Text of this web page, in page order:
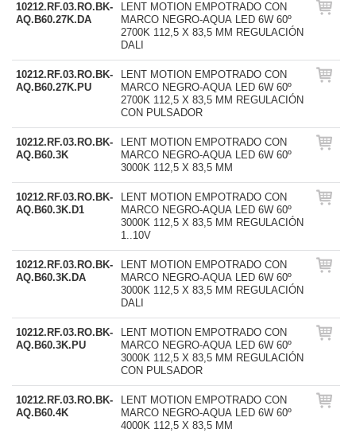
10212.RF.03.RO.BK-
AQ.B60.27K.DA
LENT MOTION EMPOTRADO CON
MARCO NEGRO-AQUA LED 6W 60º
2700K 112,5 X 83,5 MM REGULACIÓN
DALI
10212.RF.03.RO.BK-
AQ.B60.27K.PU
LENT MOTION EMPOTRADO CON
MARCO NEGRO-AQUA LED 6W 60º
2700K 112,5 X 83,5 MM REGULACIÓN
CON PULSADOR
10212.RF.03.RO.BK-
AQ.B60.3K
LENT MOTION EMPOTRADO CON
MARCO NEGRO-AQUA LED 6W 60º
3000K 112,5 X 83,5 MM
10212.RF.03.RO.BK-
AQ.B60.3K.D1
LENT MOTION EMPOTRADO CON
MARCO NEGRO-AQUA LED 6W 60º
3000K 112,5 X 83,5 MM REGULACIÓN
1..10V
10212.RF.03.RO.BK-
AQ.B60.3K.DA
LENT MOTION EMPOTRADO CON
MARCO NEGRO-AQUA LED 6W 60º
3000K 112,5 X 83,5 MM REGULACIÓN
DALI
10212.RF.03.RO.BK-
AQ.B60.3K.PU
LENT MOTION EMPOTRADO CON
MARCO NEGRO-AQUA LED 6W 60º
3000K 112,5 X 83,5 MM REGULACIÓN
CON PULSADOR
10212.RF.03.RO.BK-
AQ.B60.4K
LENT MOTION EMPOTRADO CON
MARCO NEGRO-AQUA LED 6W 60º
4000K 112,5 X 83,5 MM